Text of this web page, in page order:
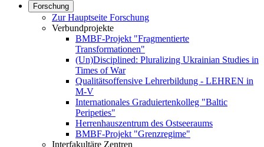
Forschung
Zur Hauptseite Forschung
Verbundprojekte
BMBF-Projekt "Fragmentierte
Transformationen"
(Un)Disciplined: Pluralizing Ukrainian Studies in
Times of War
Qualitätsoffensive Lehrerbildung - LEHREN in
M-V
Internationales Graduiertenkolleg "Baltic
Peripeties"
Herrenhauszentrum des Ostseeraums
BMBF-Projekt "Grenzregime"
Interfakultäre Zentren